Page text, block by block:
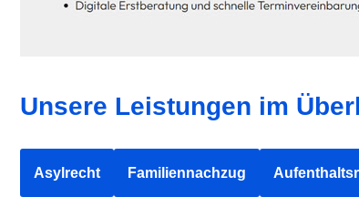
Unsere Leistungen im
Asylrecht Familiennachzug